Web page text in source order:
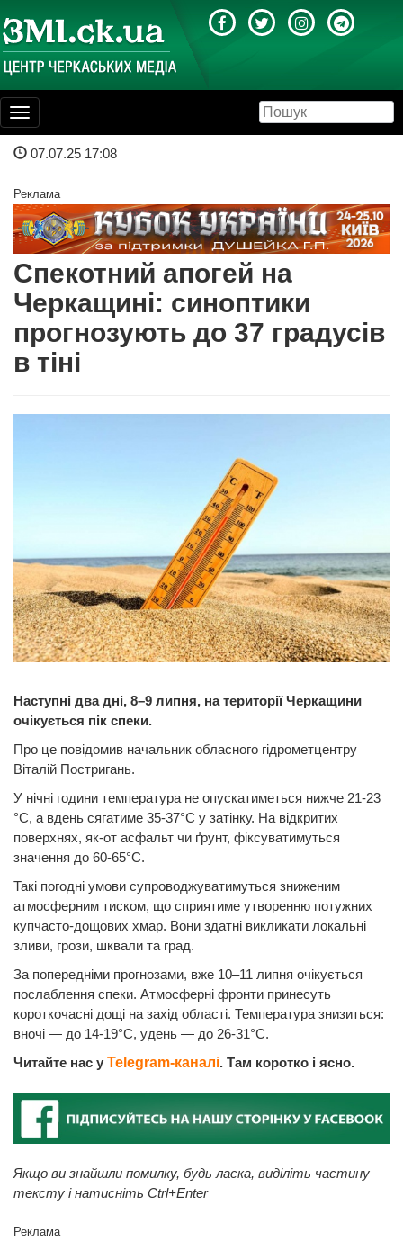
Toggle
navigation
07.07.25 17:08
Реклама
Спекотний апогей на
Черкащині: синоптики
прогнозують до 37 градусів
в тіні
Наступні два дні, 8–9 липня, на території Черкащини
очікується пік спеки.
Про це повідомив начальник обласного гідрометцентру
Віталій Постригань.
У нічні години температура не опускатиметься нижче 21-23
°C, а вдень сягатиме 35-37°C у затінку. На відкритих
поверхнях, як-от асфальт чи ґрунт, фіксуватимуться
значення до 60-65°C.
Такі погодні умови супроводжуватимуться зниженим
атмосферним тиском, що сприятиме утворенню потужних
купчасто-дощових хмар. Вони здатні викликати локальні
зливи, грози, шквали та град.
За попередніми прогнозами, вже 10–11 липня очікується
послаблення спеки. Атмосферні фронти принесуть
короткочасні дощі на захід області. Температура знизиться:
вночі — до 14-19°C, удень — до 26-31°C.
Читайте нас у Telegram-каналі. Там коротко і ясно.
Якщо ви знайшли помилку, будь ласка, виділіть частину
тексту і натисніть Ctrl+Enter
Реклама